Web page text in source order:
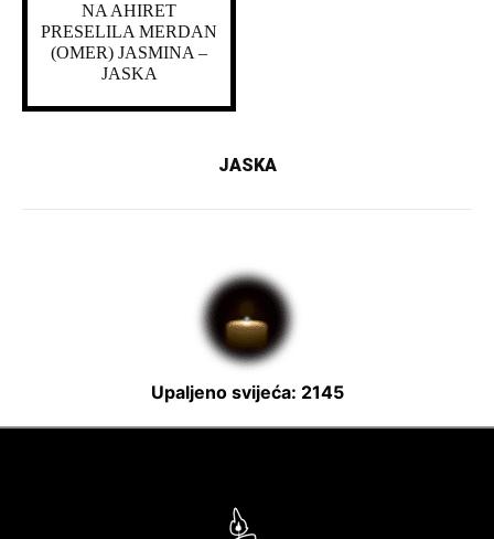
NA AHIRET
PRESELILA MERDAN
(OMER) JASMINA –
JASKA
JASKA
Upaljeno svijeća: 2145